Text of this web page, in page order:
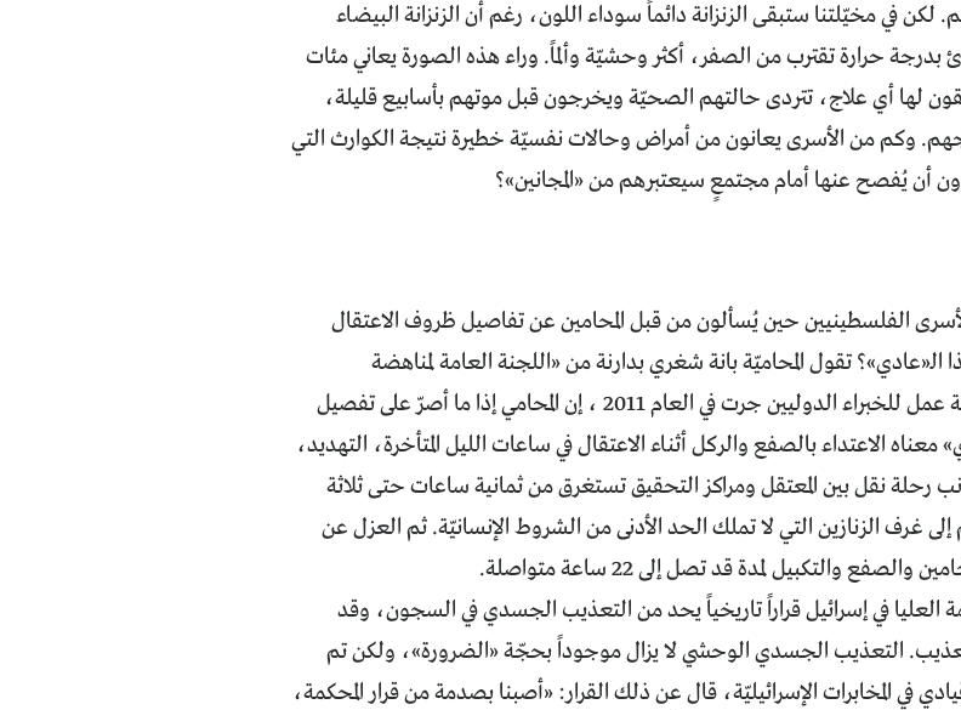
لكن في مخيّلتنا ستبقى الزنزانة دائماً سوداء اللون، رغم أن الزنزانة البيضاء
بدرجة حرارة تقترب من الصفر، أكثر وحشيّة وألماً. وراء هذه الصورة يعاني مئات
لها أي علاج، تتردى حالتهم الصحيّة ويخرجون قبل موتهم بأسابيع قليلة،
وكم من الأسرى يعانون من أمراض وحالات نفسيّة خطيرة نتيجة الكوارث التي
أن يُفصح عنها أمام مجتمعٍ سيعتبرهم من «المجانين»؟
الفلسطينيين حين يُسألون من قبل المحامين عن تفاصيل ظروف الاعتقال
تقول المحاميّة بانة شغري بدارنة من «اللجنة العامة لمناهضة
التعذيب» في مداخلتها في ورشة عمل للخبراء الدوليين جرت في العام 2011 ، إن المحامي إذا ما أصرّ على تفصيل
الاعتداء بالصفع والركل أثناء الاعتقال في ساعات الليل المتأخرة، التهديد،
رحلة نقل بين المعتقل ومراكز التحقيق تستغرق من ثمانية ساعات حتى ثلاثة
غرف الزنازين التي لا تملك الحد الأدنى من الشروط الإنسانيّة. ثم العزل عن
والتكبيل لمدة قد تصل إلى 22 ساعة متواصلة.
المحكمة العليا في إسرائيل قراراً تاريخياً يحد من التعذيب الجسدي في السجون، وقد
التعذيب الجسدي الوحشي لا يزال موجوداً بحجّة «الضرورة»، ولكن تم
في المخابرات الإسرائيليّة، قال عن ذلك القرار: «أصبنا بصدمة من قرار المحكمة،